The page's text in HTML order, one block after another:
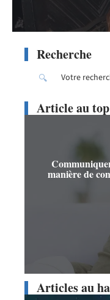
Recherche
Article au top
manière de
Articles au